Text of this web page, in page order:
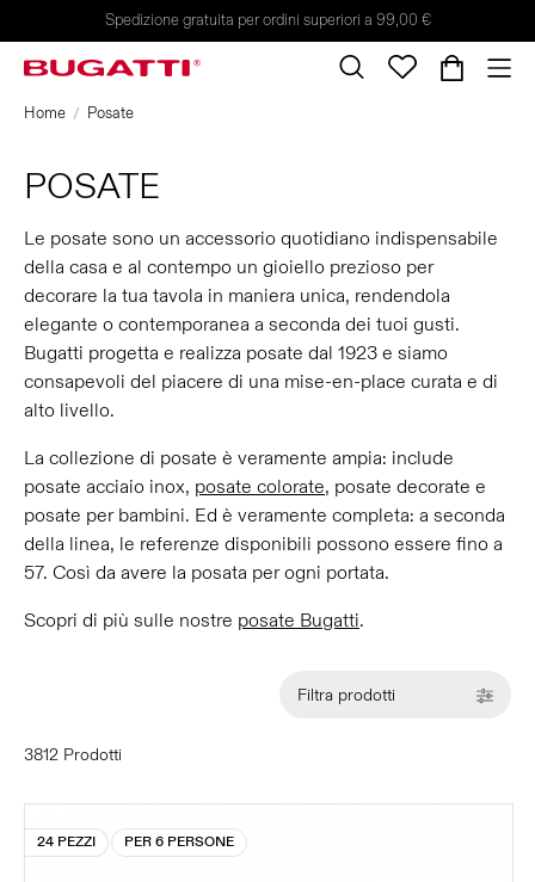
Spedizione gratuita per ordini superiori a 99,00 €
Home Posate
POSATE
Le posate sono un accessorio quotidiano indispensabile
della casa e al contempo un gioiello prezioso per
decorare la tua tavola in maniera unica, rendendola
elegante o contemporanea a seconda dei tuoi gusti.
Bugatti progetta e realizza posate dal 1923 e siamo
consapevoli del piacere di una mise-en-place curata e di
alto livello.
La collezione di posate è veramente ampia: include
posate acciaio inox, posate colorate, posate decorate e
posate per bambini. Ed è veramente completa: a seconda
della linea, le referenze disponibili possono essere fino a
57. Così da avere la posata per ogni portata.
Scopri di più sulle nostre posate Bugatti.
Filtra prodotti
3812 Prodotti
24 PEZZI PER 6 PERSONE